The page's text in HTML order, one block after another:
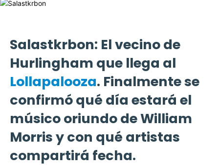
Salastkrbon: El vecino de
Hurlingham que llega al
Lollapalooza. Finalmente se
confirmó qué día estará el
músico oriundo de William
Morris y con qué artistas
compartirá fecha.